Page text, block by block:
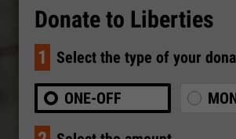
Donate to Liberties
1 Select the type of your
ONE-OFF